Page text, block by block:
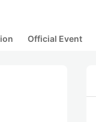
Official Event